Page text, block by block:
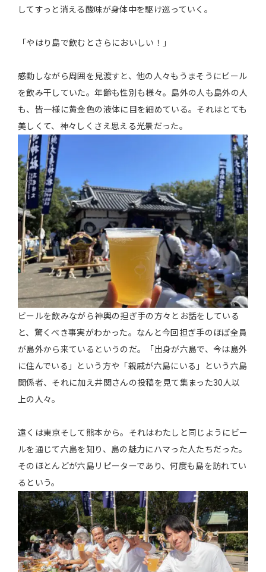
してすっと消える酸味が身体中を駆け巡っていく。
「やはり島で飲むとさらにおいしい！」
感動しながら周囲を見渡すと、他の人々もうまそうにビール
を飲み干していた。年齢も性別も様々。島外の人も島外の人
も、皆一様に黄金色の液体に目を細めている。それはとても
美しくて、神々しくさえ思える光景だった。
ビールを飲みながら神輿の担ぎ手の方々とお話をしている
と、驚くべき事実がわかった。なんと今回担ぎ手のほぼ全員
が島外から来ているというのだ。「出身が六島で、今は島外
に住んでいる」という方や「親戚が六島にいる」という六島
関係者、それに加え井関さんの投稿を見て集まった30人以
上の人々。
遠くは東京そして熊本から。それはわたしと同じようにビー
ルを通じて六島を知り、島の魅力にハマった人たちだった。
そのほとんどが六島リピーターであり、何度も島を訪れてい
るという。